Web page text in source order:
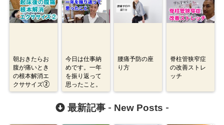
朝おきたらお
腹が痛いとき
の根本解消エ
クササイズ②
今日は仕事納
めです。一年
を振り返って
思ったこと。
腰痛予防の座
り方
脊柱管狭窄症
の改善ストレ
ッチ
最新記事 - New Posts -